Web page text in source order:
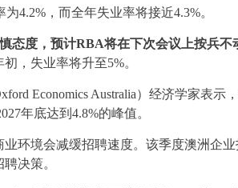
4.2%，而全年失业率将接近4.3%。
态度，预计RBA将在下次会议上按兵不
，失业率将升至5%。
Economics Australia）经济学家表示
年底达到4.8%的峰值。
环境会减缓招聘速度。该季度澳洲企
决策。